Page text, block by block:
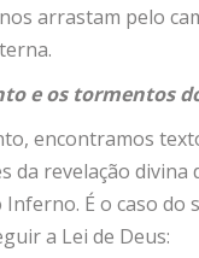
arrastam pelo
e os tormentos
encontramos
revelação divina
É o caso
a Lei de Deus: